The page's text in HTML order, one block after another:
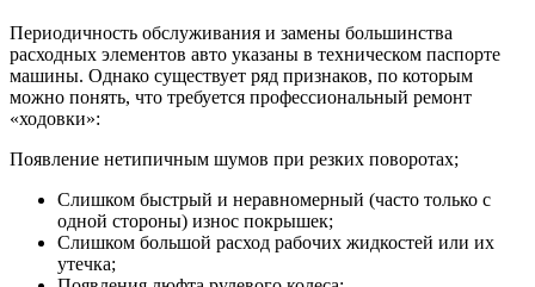
Периодичность обслуживания и замены большинства
расходных элементов авто указаны в техническом паспорте
машины. Однако существует ряд признаков, по которым
можно понять, что требуется профессиональный ремонт
«ходовки»:
Появление нетипичным шумов при резких поворотах;
Слишком быстрый и неравномерный (часто только с
одной стороны) износ покрышек;
Слишком большой расход рабочих жидкостей или их
утечка;